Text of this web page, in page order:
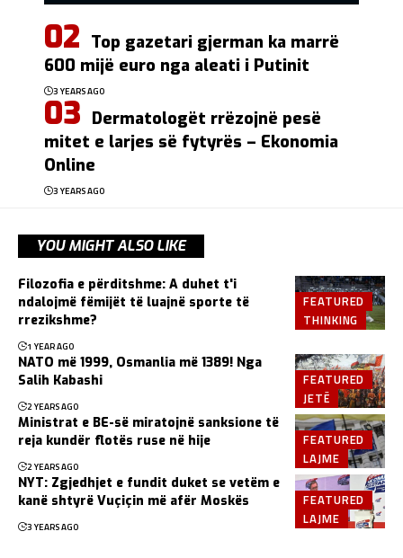
Top gazetari gjerman ka marrë
600 mijë euro nga aleati i Putinit
3 YEARS AGO
Dermatologët rrëzojnë pesë
mitet e larjes së fytyrës – Ekonomia
Online
3 YEARS AGO
YOU MIGHT ALSO LIKE
FEATURED
THINKING
Filozofia e përditshme: A duhet t'i
ndalojmë fëmijët të luajnë sporte të
rrezikshme?
1 YEAR AGO
FEATURED
JETË
NATO më 1999, Osmanlia më 1389! Nga
Salih Kabashi
2 YEARS AGO
FEATURED
LAJME
Ministrat e BE-së miratojnë sanksione të
reja kundër flotës ruse në hije
2 YEARS AGO
FEATURED
LAJME
NYT: Zgjedhjet e fundit duket se vetëm e
kanë shtyrë Vuçiçin më afër Moskës
3 YEARS AGO